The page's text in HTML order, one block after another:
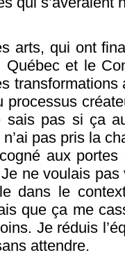
arts, qui ont
Québec et le
transformations
processus
sais pas si ça
pas pris la
aux
ne voulais
dans le
que ça me
Je réduis
attendre.